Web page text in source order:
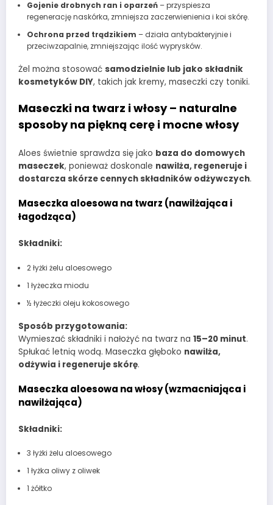
Gojenie drobnych ran i oparzeń– przyspiesza
regenerację naskórka, zmniejsza zaczerwienienia i koi skórę.
Ochrona przed trądzikiem – działa antybakteryjnie i
przeciwzapalnie, zmniejszając ilość wyprysków.
Żel można stosować samodzielnie lub jako składnik
kosmetyków DIY, takich jak kremy, maseczki czy toniki.
Maseczki na twarz i włosy – naturalne
sposoby na piękną cerę i mocne włosy
Aloes świetnie sprawdza się jako baza do domowych
maseczek, ponieważ doskonale nawilża, regeneruje i
dostarcza skórze cennych składników odżywczych.
Maseczka aloesowa na twarz (nawilżająca i
łagodząca)
Składniki:
2 łyżki żelu aloesowego
1 łyżeczka miodu
½ łyżeczki oleju kokosowego
Sposób przygotowania:
Wymieszać składniki i nałożyć na twarz na 15–20 minut.
Spłukać letnią wodą. Maseczka głęboko nawilża,
odżywia i regeneruje skórę.
Maseczka aloesowa na włosy (wzmacniająca i
nawilżająca)
Składniki:
3 łyżki żelu aloesowego
1 łyżka oliwy z oliwek
1 żółtko